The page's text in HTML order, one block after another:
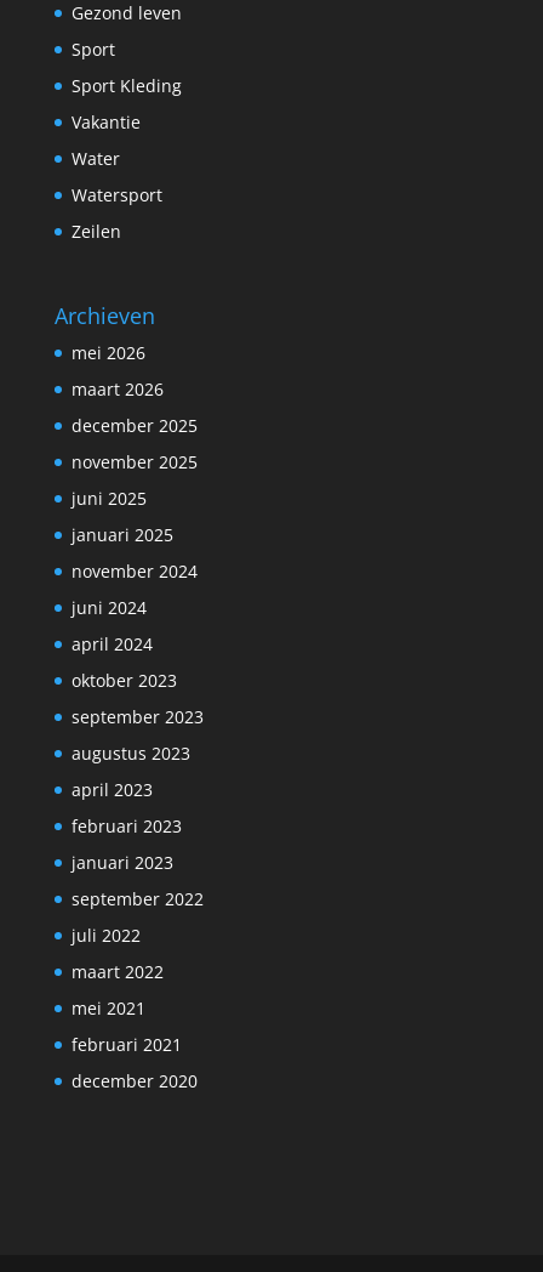
Gezond leven
Sport
Sport Kleding
Vakantie
Water
Watersport
Zeilen
Archieven
mei 2026
maart 2026
december 2025
november 2025
juni 2025
januari 2025
november 2024
juni 2024
april 2024
oktober 2023
september 2023
augustus 2023
april 2023
februari 2023
januari 2023
september 2022
juli 2022
maart 2022
mei 2021
februari 2021
december 2020